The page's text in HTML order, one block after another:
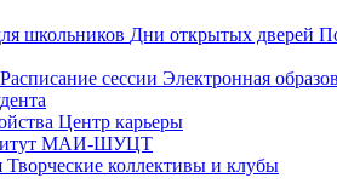
школьников Дни открытых дверей
Расписание сессии Электронная
Центр карьеры
МАИ-ШУЦТ
Творческие коллективы и клубы